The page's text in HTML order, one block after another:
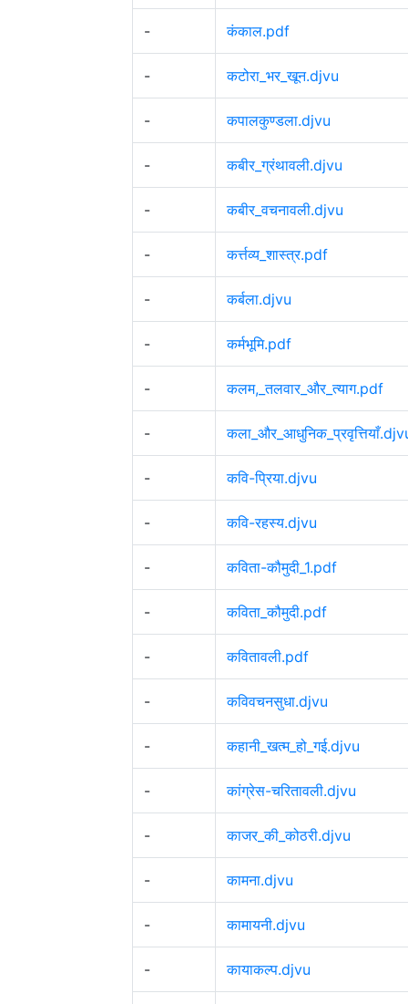
- कंकाल.pdf
- कटोरा_भर_खून.djvu
- कपालकुण्डला.djvu
- कबीर_ग्रंथावली.djvu
- कबीर_वचनावली.djvu
- कर्त्तव्य_शास्त्र.pdf
- कर्बला.djvu
- कर्मभूमि.pdf
- कलम,_तलवार_और_त्याग.pdf
-
- कवि-प्रिया.djvu
- कवि-रहस्य.djvu
- कविता-कौमुदी_1.pdf
- कविता_कौमुदी.pdf
- कवितावली.pdf
- कविवचनसुधा.djvu
- कहानी_खत्म_हो_गई.djvu
- कांग्रेस-चरितावली.djvu
- काजर_की_कोठरी.djvu
- कामना.djvu
- कामायनी.djvu
- कायाकल्प.djvu